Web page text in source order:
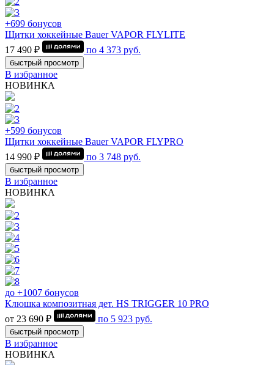
+699 бонусов
Щитки хоккейные Bauer VAPOR FLYLITE
17 490 ₽
по 4 373 руб.
быстрый просмотр
В избранное
НОВИНКА
+599 бонусов
Щитки хоккейные Bauer VAPOR FLYPRO
14 990 ₽
по 3 748 руб.
быстрый просмотр
В избранное
НОВИНКА
до +1007 бонусов
Клюшка композитная дет. HS TRIGGER 10 PRO
от 23 690 ₽
по 5 923 руб.
быстрый просмотр
В избранное
НОВИНКА